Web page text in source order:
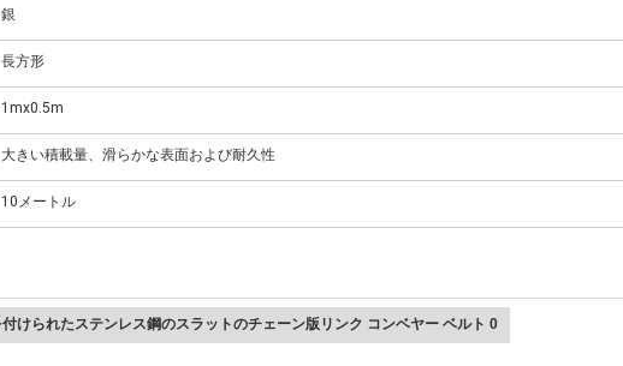
銀
長方形
1mx0.5m
大きい積載量、滑らかな表面および耐久性
10メートル